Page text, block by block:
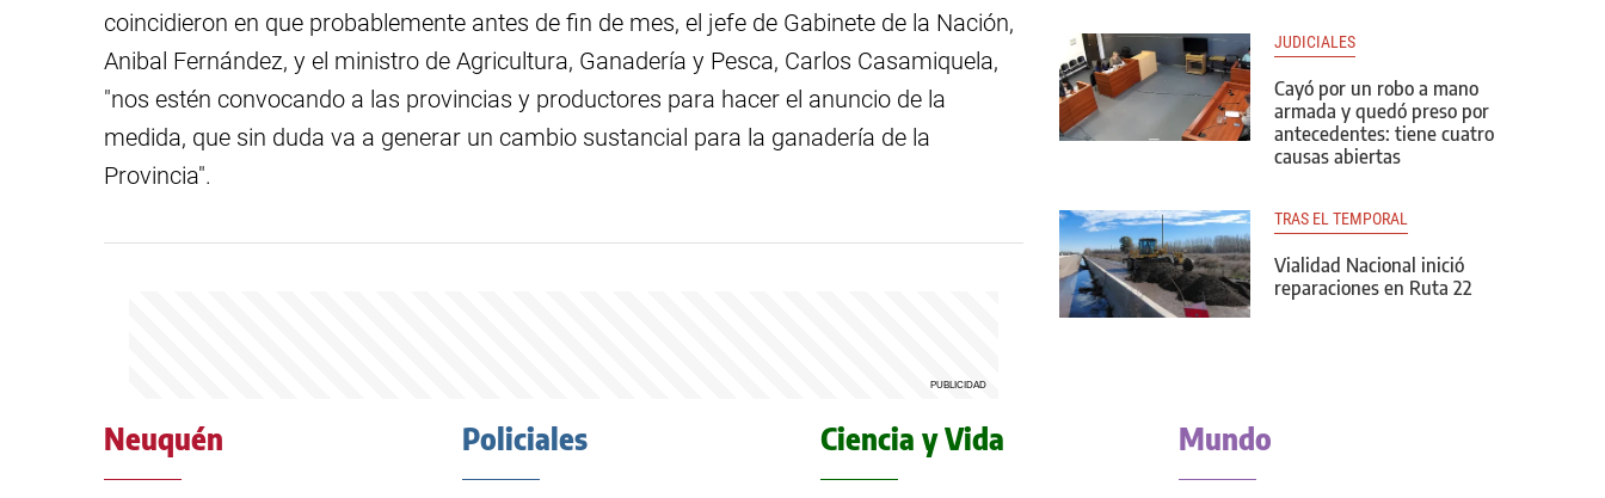
coincidieron en que probablemente antes de fin de mes, el jefe de Gabinete de la Nación,
Anibal Fernández, y el ministro de Agricultura, Ganadería y Pesca, Carlos Casamiquela,
"nos estén convocando a las provincias y productores para hacer el anuncio de la
medida, que sin duda va a generar un cambio sustancial para la ganadería de la
Provincia".
JUDICIALES
Cayó por un robo a mano
armada y quedó preso por
antecedentes: tiene cuatro
causas abiertas
TRAS EL TEMPORAL
Vialidad Nacional inició
reparaciones en Ruta 22
Neuquén Policiales Ciencia y Vida Mundo